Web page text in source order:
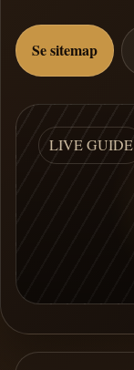
Se sitemap
LIVE GUIDE